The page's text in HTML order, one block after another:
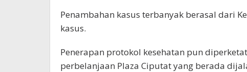
Penambahan kasus terbanyak berasal dari
kasus.
Penerapan protokol kesehatan pun
perbelanjaan Plaza Ciputat yang berada